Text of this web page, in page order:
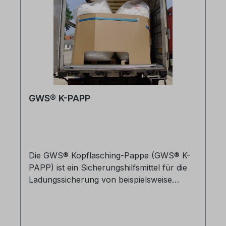
Papp IBC ist voll recyclebar und schont die
Umwelt. Maße: 1.000 x 250 mm Falls Sie
zusätzlich zu dem Zertifikat eine
Beladeanweisung benötigen, sprechen Sie
uns gerne an.
GWS® K-PAPP
Die GWS® Kopflasching-Pappe (GWS® K-
PAPP) ist ein Sicherungshilfsmittel für die
Ladungssicherung von beispielsweise